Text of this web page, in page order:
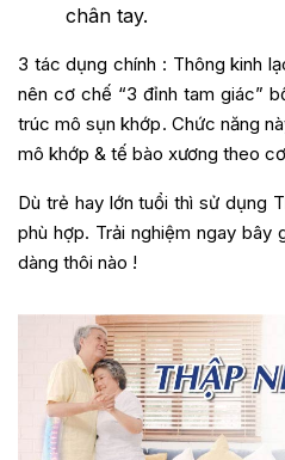
chân tay.
3 tác dụng chính : Thông kinh
nên cơ chế “3 đỉnh tam giác”
trúc mô sụn khớp. Chức năng
mô khớp & tế bào xương theo
Dù trẻ hay lớn tuổi thì sử dụng
phù hợp. Trải nghiệm ngay bây
dàng thôi nào !